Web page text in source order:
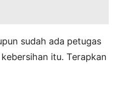
sudah ada petugas
itu. Terapkan